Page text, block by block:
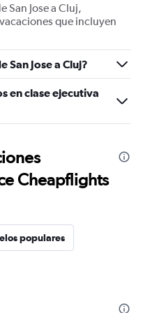
San Jose a Cluj,
que incluyen
San Jose a Cluj?
en clase ejecutiva
Cheapflights
populares